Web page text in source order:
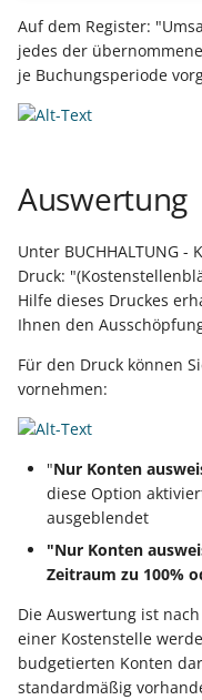
Auf dem Register:
jedes der
je Buchungsperiode
Auswertung
Unter BUCHHALTUNG -
Druck:
Hilfe dieses Druckes
Ihnen den
Für den Druck können
vornehmen:
"Nur Konten
diese Option
ausgeblendet
"Nur Konten
Zeitraum zu 100%
Die Auswertung ist
einer Kostenstelle
budgetierten Konten
standardmäßig
Mietversion
Verschiedene
Auswertungen -
verschiedene Werte